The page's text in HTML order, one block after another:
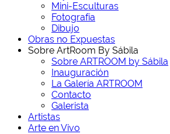
Mini-Esculturas
Fotografía
Dibujo
Obras no Expuestas
Sobre ArtRoom By Sábila
Sobre ARTROOM by Sábila
Inauguración
La Galería ARTROOM
Contacto
Galerista
Artistas
Arte en Vivo